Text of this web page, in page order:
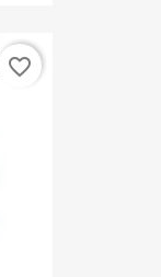
favorite_border